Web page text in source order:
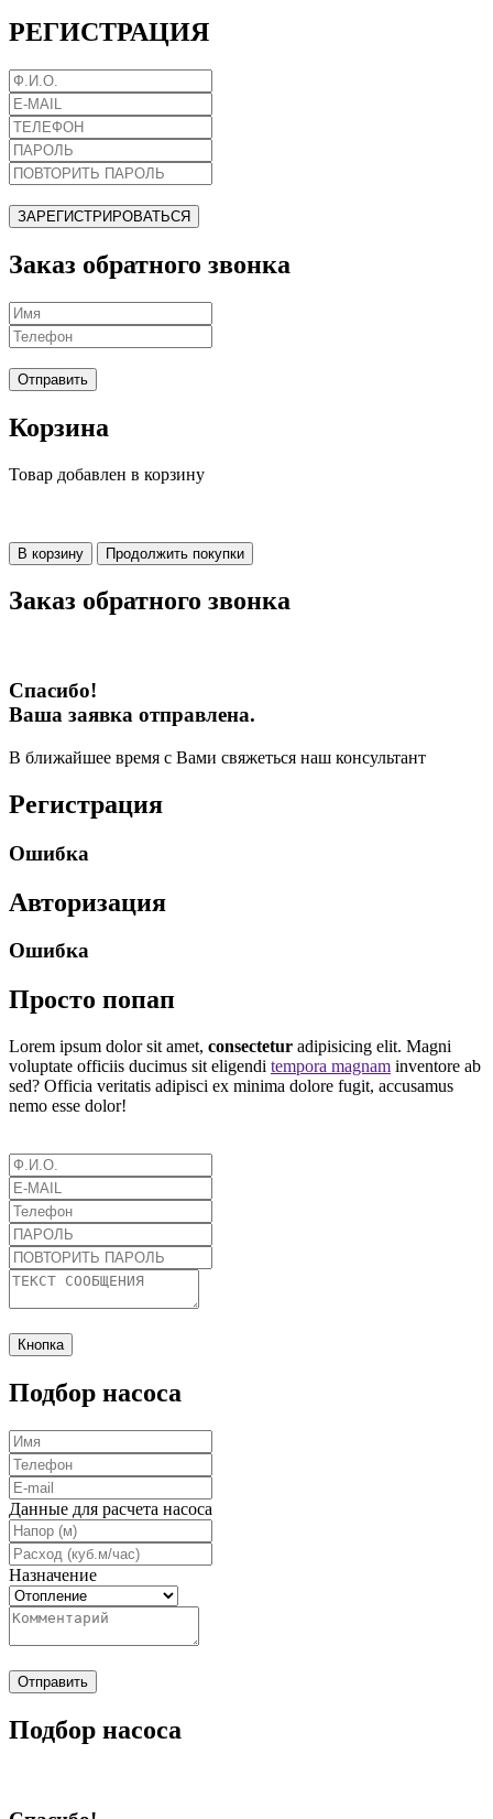
РЕГИСТРАЦИЯ
ЗАРЕГИСТРИРОВАТЬСЯ
Заказ обратного звонка
Отправить
Корзина
Товар добавлен в корзину
В корзину Продолжить покупки
Заказ обратного звонка
Спасибо!
Ваша заявка отправлена.
В ближайшее время с Вами свяжеться наш консультант
Регистрация
Ошибка
Авторизация
Ошибка
Просто попап
Lorem ipsum dolor sit amet, consectetur adipisicing elit. Magni
voluptate officiis ducimus sit eligendi tempora magnam inventore ab
sed? Officia veritatis adipisci ex minima dolore fugit, accusamus
nemo esse dolor!
Кнопка
Подбор насоса
Данные для расчета насоса
Назначение
Отправить
Подбор насоса